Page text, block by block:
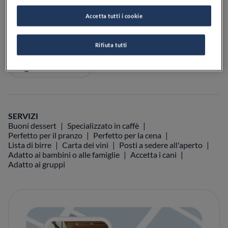
VEDI SULLA MAPPA
SERVIZI
Buoni dessert
Specializzato in caffè
Perfetto per il pranzo
Perfetto per la cena
Lista di birre
Carta dei vini
Posti a sedere all'aperto
Adatto ai bambini o alle famiglie
Accetta i cani
Adatto ai gruppi
Rifiuta tutti
Accetta tutti i cookie